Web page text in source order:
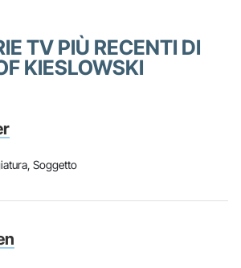
TV PIÙ RECENTI DI
KIESLOWSKI
Soggetto